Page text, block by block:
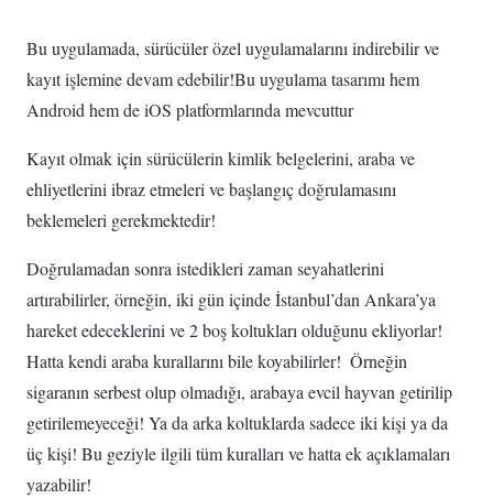
Bu uygulamada, sürücüler özel uygulamalarını indirebilir ve
kayıt işlemine devam edebilir!Bu uygulama tasarımı hem
Android hem de iOS platformlarında mevcuttur
Kayıt olmak için sürücülerin kimlik belgelerini, araba ve
ehliyetlerini ibraz etmeleri ve başlangıç ​​doğrulamasını
beklemeleri gerekmektedir! ‌
Doğrulamadan sonra istedikleri zaman seyahatlerini
artırabilirler, örneğin, iki gün içinde İstanbul’dan Ankara’ya
hareket edeceklerini ve 2 boş koltukları olduğunu ekliyorlar!
Hatta kendi araba kurallarını bile koyabilirler! ‌ Örneğin
sigaranın serbest olup olmadığı, arabaya evcil hayvan getirilip
getirilemeyeceği! Ya da arka koltuklarda sadece iki kişi ya da
üç kişi! Bu geziyle ilgili tüm kuralları ve hatta ek açıklamaları
yazabilir!